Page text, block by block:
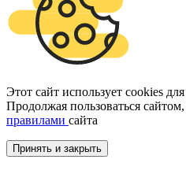
Этот сайт использует cookies
Продолжая пользоваться
правилами сайта
Принять и закрыть